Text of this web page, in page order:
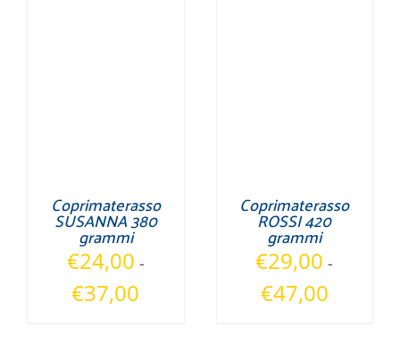
Coprimaterasso
SUSANNA 380
grammi
€24,00 -
€37,00
Coprimaterasso
ROSSI 420
grammi
€29,00 -
€47,00Fascia